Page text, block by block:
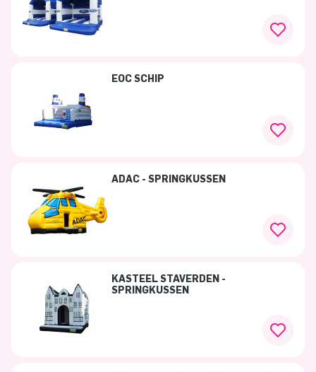
EOC SCHIP
ADAC - SPRINGKUSSEN
KASTEEL STAVERDEN -
SPRINGKUSSEN